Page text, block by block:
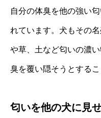
自分の体臭を他の強い
れています。犬もその
や草、土など匂いの濃
臭を覆い隠そうとするこ
匂いを他の犬に見